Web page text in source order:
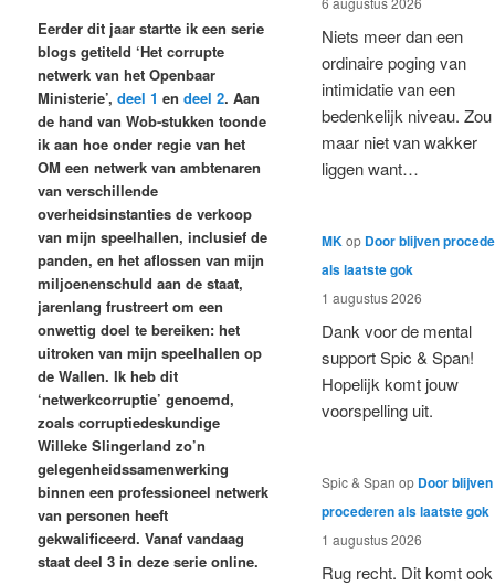
Eerder dit jaar startte ik een serie
blogs getiteld ‘Het corrupte
netwerk van het Openbaar
Ministerie’,deel 1 endeel 2. Aan
de hand van Wob-stukken toonde
ik aan hoe onder regie van het
OM een netwerk van ambtenaren
van verschillende
overheidsinstanties de verkoop
van mijn speelhallen, inclusief de
panden, en het aflossen van mijn
miljoenenschuld aan de staat,
jarenlang frustreert om een
onwettig doel te bereiken: het
uitroken van mijn speelhallen op
de Wallen. Ik heb dit
‘netwerkcorruptie’ genoemd,
zoals corruptiedeskundige
Willeke Slingerland zo’n
gelegenheidssamenwerking
binnen een professioneel netwerk
van personen heeft
gekwalificeerd. Vanaf vandaag
staat deel 3 in deze serie online.
Niets meer dan een
ordinaire poging van
intimidatie van een
bedenkelijk niveau.
maar niet van wakker
liggen want…
MKop Door blijven
als laatste gok
1 augustus 2026
Dank voor de mental
support Spic & Span!
Hopelijk komt jouw
voorspelling uit.
Spic & Span op Door blijven
procederen als laatste gok
1 augustus 2026
Rug recht. Dit komt ook